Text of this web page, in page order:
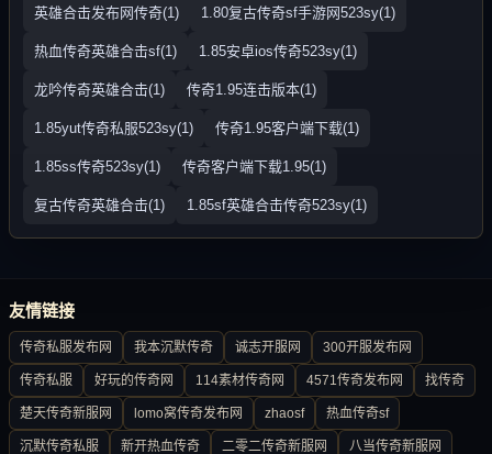
英雄合击发布网传奇(1) 1.80复古传奇sf手游网523sy(1)
热血传奇英雄合击sf(1) 1.85安卓ios传奇523sy(1)
龙吟传奇英雄合击(1) 传奇1.95连击版本(1)
1.85yut传奇私服523sy(1) 传奇1.95客户端下载(1)
1.85ss传奇523sy(1) 传奇客户端下载1.95(1)
复古传奇英雄合击(1) 1.85sf英雄合击传奇523sy(1)
友情链接
传奇私服发布网 我本沉默传奇 诚志开服网 300开服发布网
传奇私服 好玩的传奇网 114素材传奇网 4571传奇发布网 找传奇
楚天传奇新服网 lomo窝传奇发布网 zhaosf 热血传奇sf
沉默传奇私服 新开热血传奇 二零二传奇新服网 八当传奇新服网